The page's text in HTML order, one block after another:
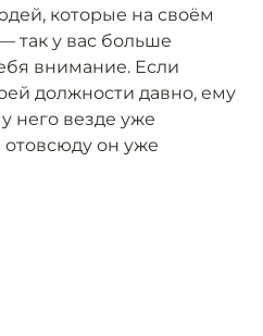
которые на своём
так у вас больше
внимание. Если
должности давно, ему
него везде уже
отовсюду он уже